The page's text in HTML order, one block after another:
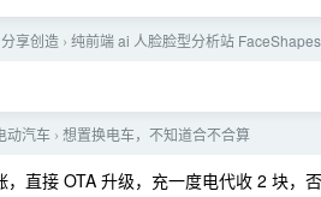
分享创造 › 纯前端 ai 人脸脸型分析站 FaceShapes
动汽车 › 想置换电车，不知道合不合算
，直接 OTA 升级，充一度电代收 2 块，